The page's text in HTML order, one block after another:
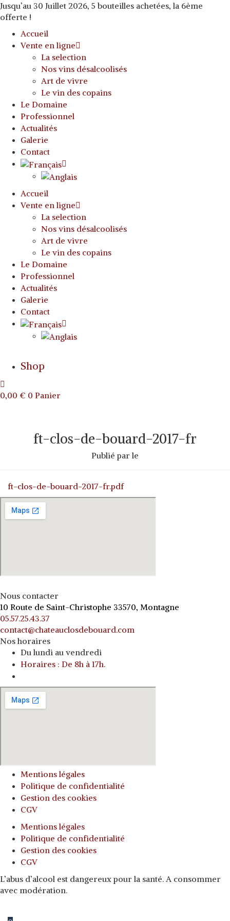
Jusqu’au 30 Juillet 2026, 5 bouteilles achetées, la 6ème
offerte !
Accueil
Vente en ligne
La selection
Nos vins désalcoolisés
Art de vivre
Le vin des copains
Le Domaine
Professionnel
Actualités
Galerie
Contact
Accueil
Vente en ligne
La selection
Nos vins désalcoolisés
Art de vivre
Le vin des copains
Le Domaine
Professionnel
Actualités
Galerie
Contact
Shop
0,00 € 0 Panier
ft-clos-de-bouard-2017-fr
Publié par le
ft-clos-de-bouard-2017-fr.pdf
Nous contacter
10 Route de Saint-Christophe 33570, Montagne
05.57.25.43.37
contact@chateauclosdebouard.com
Nos horaires
Du lundi au vendredi
Horaires : De 8h à 17h.
Mentions légales
Politique de confidentialité
Gestion des cookies
CGV
Mentions légales
Politique de confidentialité
Gestion des cookies
CGV
L’abus d’alcool est dangereux pour la santé. A consommer
avec modération.